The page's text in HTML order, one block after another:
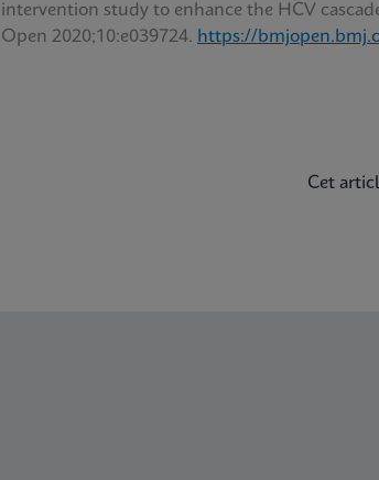
intervention study to enhance the HCV
Open 2020;10:e039724. https://
Cet